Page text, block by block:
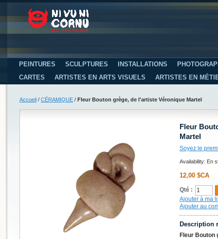
PEINTURES SCULPTURES INSTALLATIONS
CARTES
ARTISTES EN ARTS VISUELS ARTISTES EN
Accueil / CÉRAMIQUE / Fleur Bouton grège, de l'artiste Véronique Martel
Fleur
Martel
Soyez le
Availability: En
12,00 $CA
Qté :
Ajouter à ma
Ajouter au
Description
Fleur Bouton